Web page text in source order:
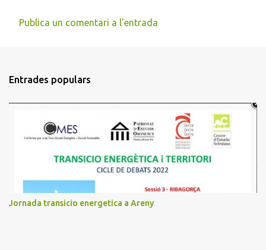
e
n
a
Publica un comentari a l'entrada
Entrades populars
Jornada transicio energetica a Areny